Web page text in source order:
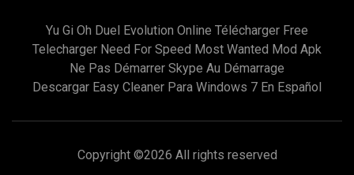
Yu Gi Oh Duel Evolution Online Télécharger Free
Telecharger Need For Speed Most Wanted Mod Apk
Ne Pas Démarrer Skype Au Démarrage
Descargar Easy Cleaner Para Windows 7 En Español
Copyright ©2026 All rights reserved